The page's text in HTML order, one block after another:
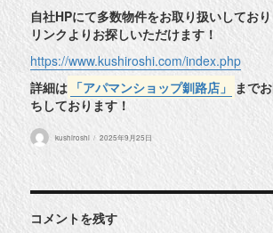
自社HPにて多数物件をお取り扱いしてお
リンクよりお探しいただけます！
https://www.kushiroshi.com/index.php
詳細は 「アパマンショップ釧路店」 まで
ちしております！
投
kushiroshi
投
2025年9月25日
コメントを残す